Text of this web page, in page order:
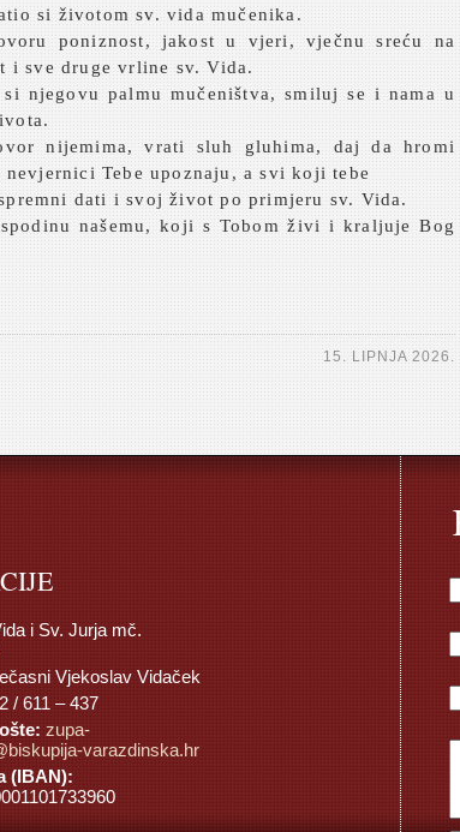
si životom sv. vida mučenika.
poniznost, jakost u vjeri, vječnu sreću na
i sve druge vrline sv. Vida.
njegovu palmu mučeništva, smiluj se i nama u
nijemima, vrati sluh gluhima, daj da hromi
Tebe upoznaju, a svi koji tebe
dati i svoj život po primjeru sv. Vida.
našemu, koji s Tobom živi i kraljuje Bog
15. LIPNJA 2026.
i Sv. Jurja mč.
Vjekoslav Vidaček
/ 611 – 437
zupa-
varazdinska.hr
(IBAN):